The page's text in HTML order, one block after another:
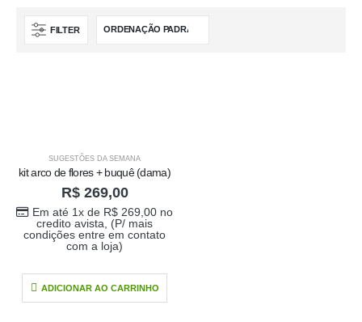
FILTER
SUGESTÕES DA SEMANA
kit arco de flores + buquê (dama)
R$269,00
Em até 1x de R$269,00no
credito avista, (P/ mais
condições entre em contato
com a loja)
ADICIONAR AO CARRINHO